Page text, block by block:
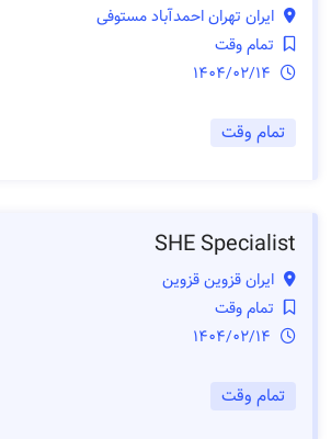
ایران تهران احمدآباد مستوفی
تمام وقت
تمام وقت
SHE Specialist
ایران قزوین قزوین
تمام وقت
تمام وقت